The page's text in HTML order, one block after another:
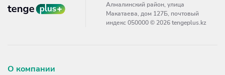
Алмалинский район, улица
Макатаева, дом 127Б, почтовый
индекс 050000 © 2026 tengeplus.kz
О компании